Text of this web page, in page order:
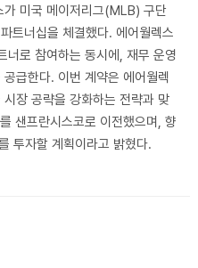
미국 메이저리그(MLB) 구단
트너십을 체결했다. 에어월렉스
너로 참여하는 동시에, 재무 운영
급한다. 이번 계약은 에어월렉
장 공략을 강화하는 전략과 맞
샌프란시스코로 이전했으며, 향
투자할 계획이라고 밝혔다.